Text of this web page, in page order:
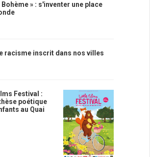
Bohème » : s'inventer une place
racisme inscrit dans nos villes
Festival :
poétique
au Quai